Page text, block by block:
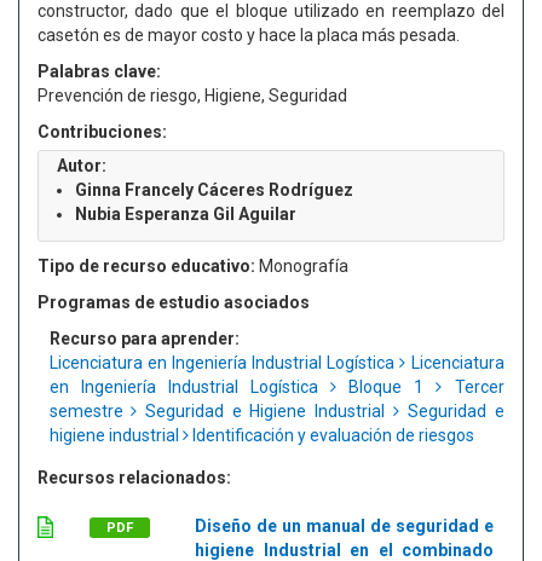
constructor, dado que el bloque utilizado en reemplazo del
casetón es de mayor costo y hace la placa más pesada.
Palabras clave:
Prevención de riesgo, Higiene, Seguridad
Contribuciones:
Autor:
Ginna Francely Cáceres Rodríguez
Nubia Esperanza Gil Aguilar
Tipo de recurso educativo: Monografía
Programas de estudio asociados
Recurso para aprender:
Licenciatura en Ingeniería Industrial Logística
Licenciatura
en Ingeniería Industrial Logística
Bloque 1
Tercer
semestre
Seguridad e Higiene Industrial
Seguridad e
higiene industrial
Identificación y evaluación de riesgos
Recursos relacionados:
PDF
Diseño de un manual de seguridad e
higiene Industrial en el combinado